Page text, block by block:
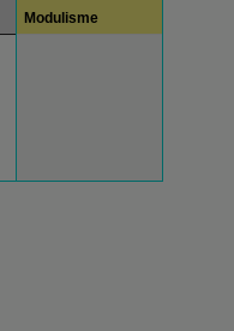
Modulisme